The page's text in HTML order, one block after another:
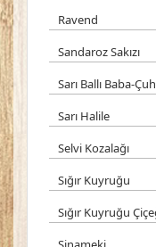
Ravend
Sandaroz Sakızı
Sarı Ballı Baba-
Sarı Halile
Selvi Kozalağı
Sığır Kuyruğu
Sığır Kuyruğu